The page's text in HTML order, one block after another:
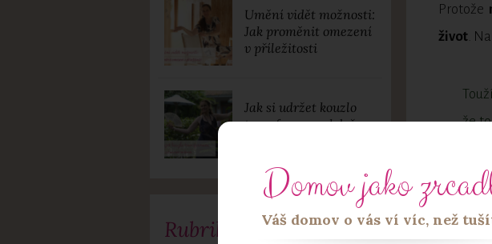
Protože
život .
že
Na
Umění vidět možnosti:
Jak proměnit omezení
v příležitosti
Jak si udržet kouzlo
transformace, když se
Rubriky
Domov jako
Váš domov o vás ví víc, než